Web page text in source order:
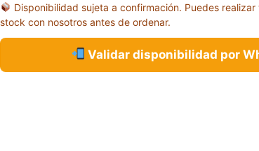
70896
cantidad
Disponibilidad sujeta a confirmación. Puedes
stock con nosotros antes de ordenar.
Validar disponibilidad por